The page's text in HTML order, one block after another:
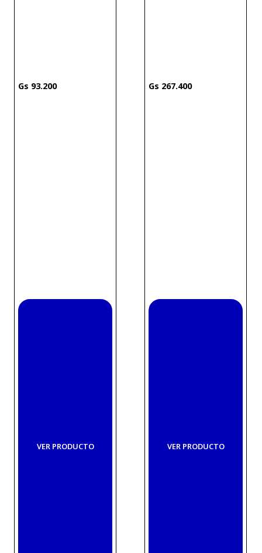
93.200
VER PRODUCTO
267.400
VER PRODUCTO